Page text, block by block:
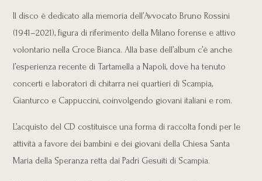
Il disco è dedicato alla memoria dell’Avvocato Bruno Rossini
(1941–2021), figura di riferimento della Milano forense e attivo
volontario nella Croce Bianca. Alla base dell’album c’è anche
l’esperienza recente di Tartamella a Napoli, dove ha tenuto
concerti e laboratori di chitarra nei quartieri di Scampia,
Gianturco e Cappuccini, coinvolgendo giovani italiani e rom.
L’acquisto del CD costituisce una forma di raccolta fondi per le
attività a favore dei bambini e dei giovani della Chiesa Santa
Maria della Speranza retta dai Padri Gesuiti di Scampia.